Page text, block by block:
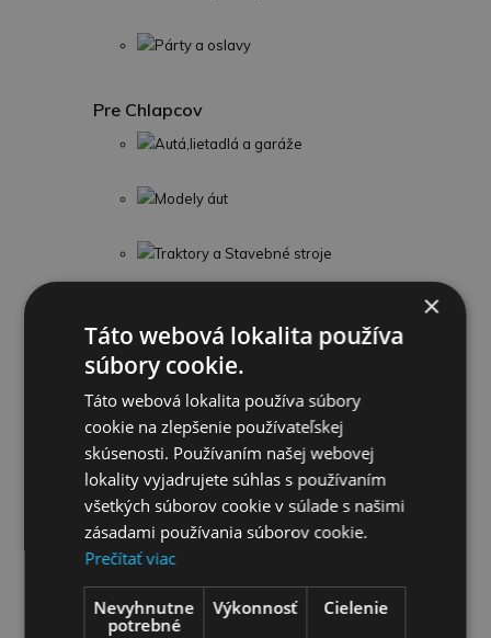
Párty a oslavy
Pre Chlapcov
Autá,lietadlá a garáže
Modely áut
Traktory a Stavebné stroje
Zbrane
Hudobné nástroje
Spoločenské hry a hlavolamy
Detské kostýmy
×
Táto webová lokalita používa
súbory cookie.
Táto webová lokalita používa súbory
cookie na zlepšenie používateľskej
skúsenosti. Používaním našej webovej
lokality vyjadrujete súhlas s používaním
všetkých súborov cookie v súlade s našimi
zásadami používania súborov cookie.
Prečítať viac
Nevyhnutne
potrebné
Výkonnosť Cielenie